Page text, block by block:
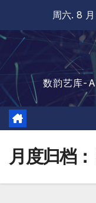
容
周六. 8
数韵艺库-
月度归档：